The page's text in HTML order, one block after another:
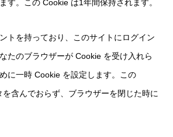
す。この Cookie は1年間保持されます。
トを持っており、このサイトにログイン
たのブラウザーが Cookie を受け入れら
に一時 Cookie を設定します。この
含んでおらず、ブラウザーを閉じた時に